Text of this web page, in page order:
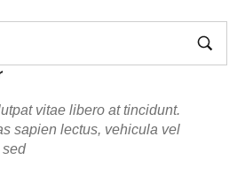
vitae libero at tincidunt.
sapien lectus, vehicula vel
sed